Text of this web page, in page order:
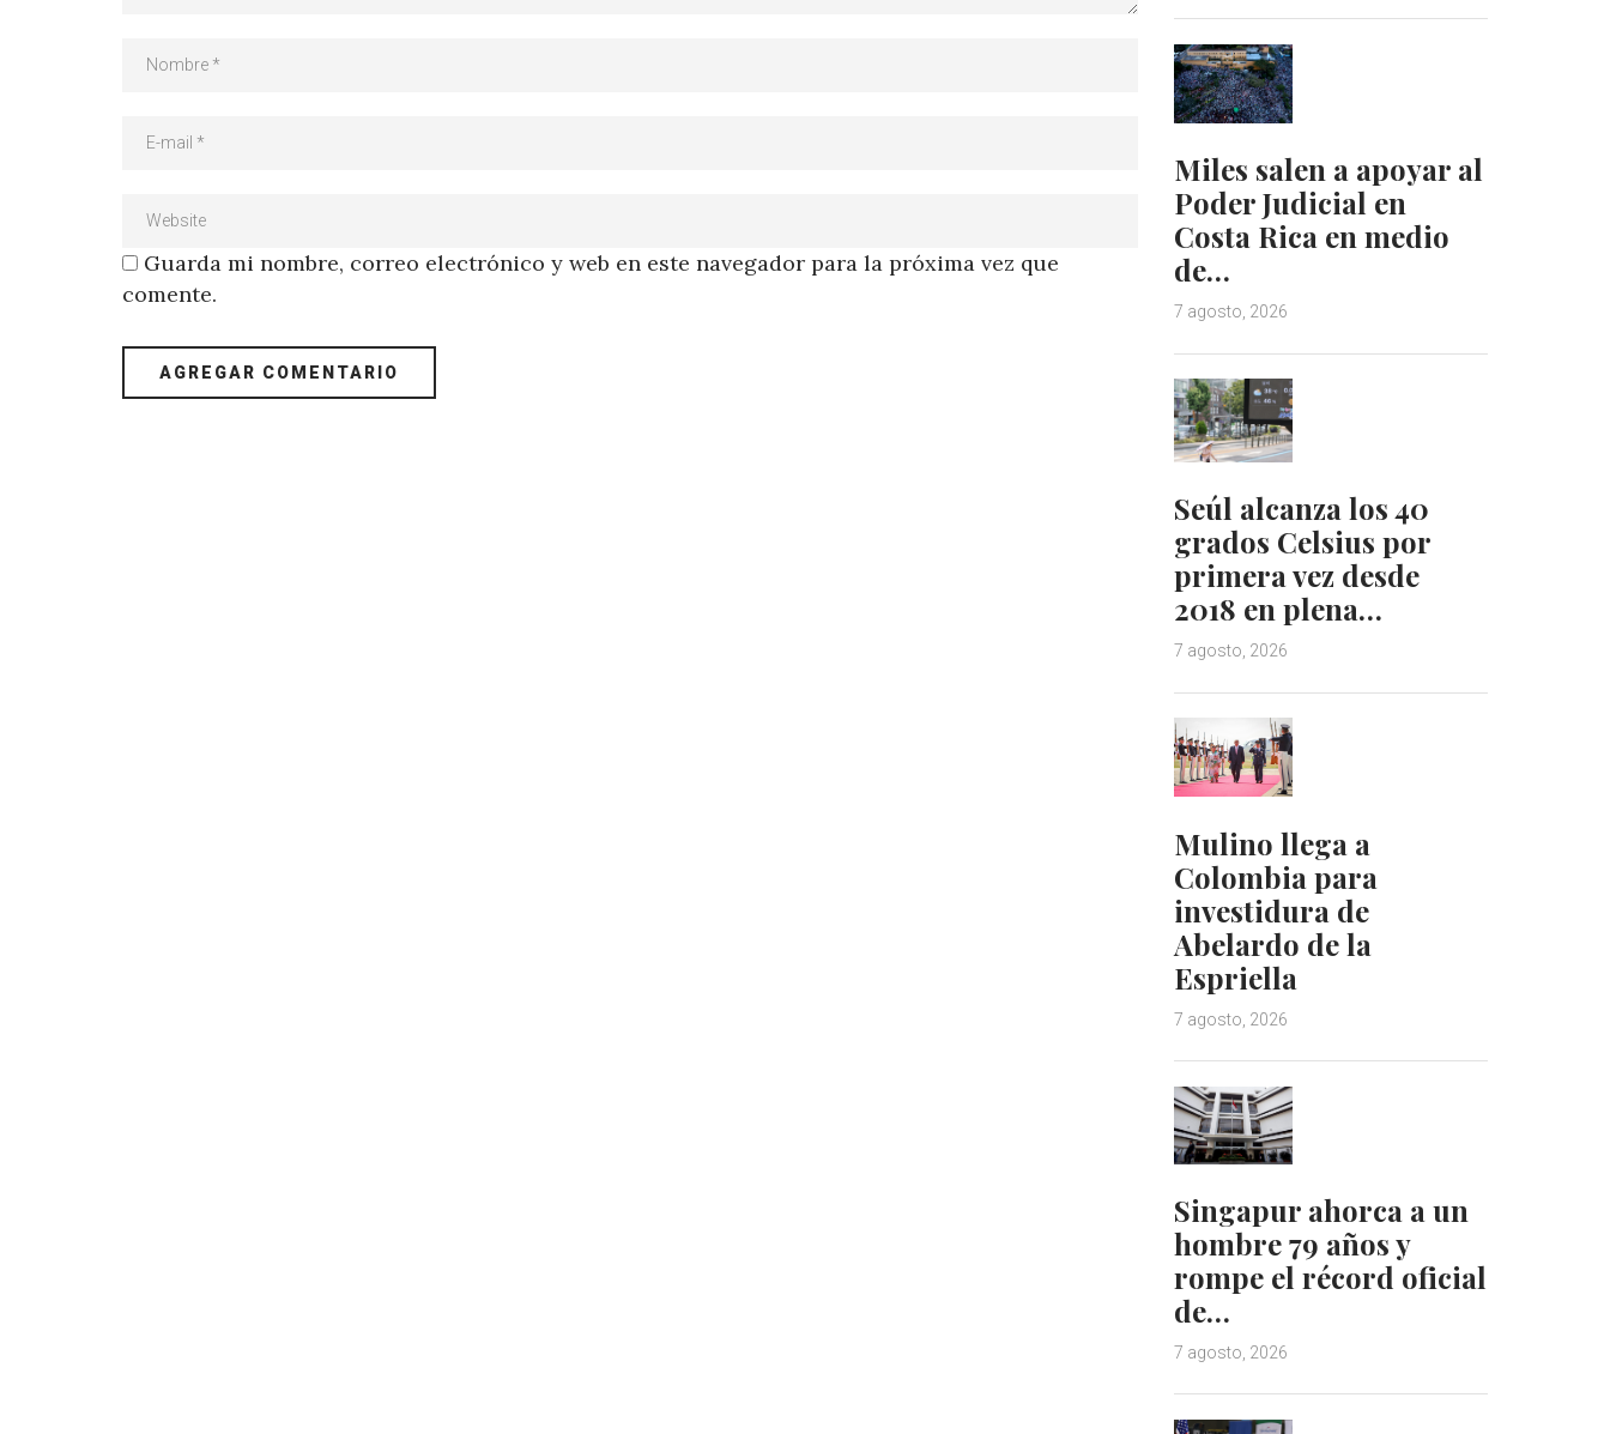
Guarda mi nombre, correo electrónico y web en este navegador para la próxima vez que
comente.
Miles salen a apoyar al
Poder Judicial en
Costa Rica en medio
de…
7 agosto, 2026
Seúl alcanza los 40
grados Celsius por
primera vez desde
2018 en plena…
7 agosto, 2026
Mulino llega a
Colombia para
investidura de
Abelardo de la
Espriella
7 agosto, 2026
Singapur ahorca a un
hombre 79 años y
rompe el récord oficial
de…
7 agosto, 2026